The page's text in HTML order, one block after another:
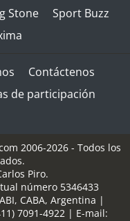
Stone
Sport Buzz
Contáctenos
de participación
2006-2026 - Todos los
Piro.
número 5346433
, CABA, Argentina |
7091-4922| E-mail: